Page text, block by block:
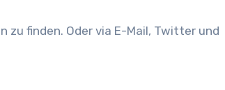
zu finden. Oder via E-Mail, Twitter und